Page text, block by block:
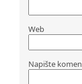
Web
Napište